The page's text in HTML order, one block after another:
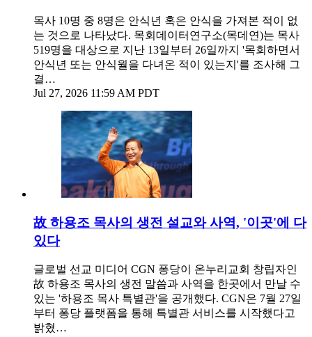
목사 10명 중 8명은 안식년 혹은 안식을 가져본 적이 없
는 것으로 나타났다. 목회데이터연구소(목데연)는 목사
519명을 대상으로 지난 13일부터 26일까지 '목회하면서
안식년 또는 안식월을 다녀온 적이 있는지'를 조사해 그
결…
Jul 27, 2026 11:59 AM PDT
故 하용조 목사의 생전 설교와 사역, '이곳'에 다
있다
글로벌 선교 미디어 CGN 퐁당이 온누리교회 창립자인
故 하용조 목사의 생전 말씀과 사역을 한곳에서 만날 수
있는 '하용조 목사 특별관'을 공개했다. CGN은 7월 27일
부터 퐁당 플랫폼을 통해 특별관 서비스를 시작했다고
밝혔…